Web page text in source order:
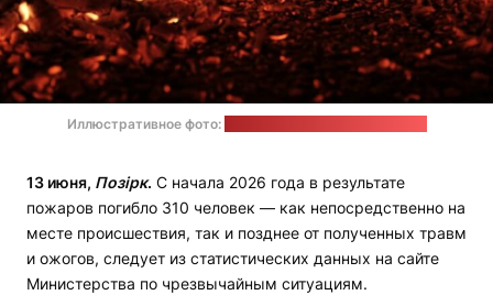
Иллюстративное фото:
13 июня, Позірк. С начала 2026 года в результате
пожаров погибло 310 человек — как непосредственно на
месте происшествия, так и позднее от полученных травм
и ожогов, следует из статистических данных на сайте
Министерства по чрезвычайным ситуациям.